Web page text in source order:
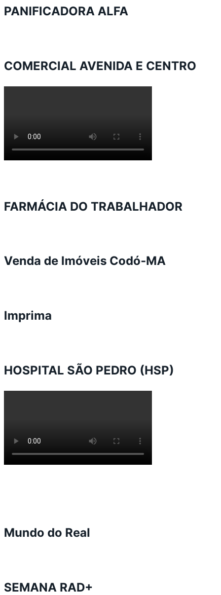
PANIFICADORA ALFA
COMERCIAL AVENIDA E CENTRO
FARMÁCIA DO TRABALHADOR
Venda de Imóveis Codó-MA
Imprima
HOSPITAL SÃO PEDRO (HSP)
Mundo do Real
SEMANA RAD+